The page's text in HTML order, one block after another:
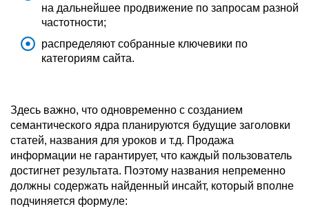
на дальнейшее продвижение по запросам разной
частотности;
распределяют собранные ключевики по
категориям сайта.
Здесь важно, что одновременно с созданием
семантического ядра планируются будущие заголовки
статей, названия для уроков и т.д. Продажа
информации не гарантирует, что каждый пользователь
достигнет результата. Поэтому названия непременно
должны содержать найденный инсайт, который вполне
подчиняется формуле: